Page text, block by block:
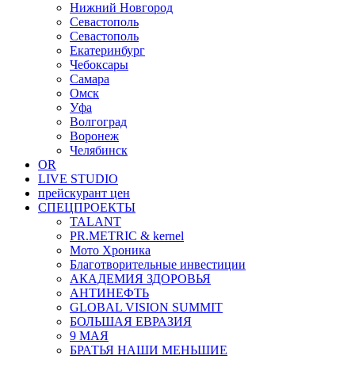
Нижний Новгород
Севастополь
Севастополь
Екатеринбург
Чебоксары
Самара
Омск
Уфа
Волгоград
Воронеж
Челябинск
OR
LIVE STUDIO
прейскурант цен
СПЕЦПРОЕКТЫ
TALANT
PR.METRIC & kernel
Мото Хроника
Благотворительные инвестиции
АКАДЕМИЯ ЗДОРОВЬЯ
АНТИНЕФТЬ
GLOBAL VISION SUMMIT
БОЛЬШАЯ ЕВРАЗИЯ
9 МАЯ
БРАТЬЯ НАШИ МЕНЬШИЕ